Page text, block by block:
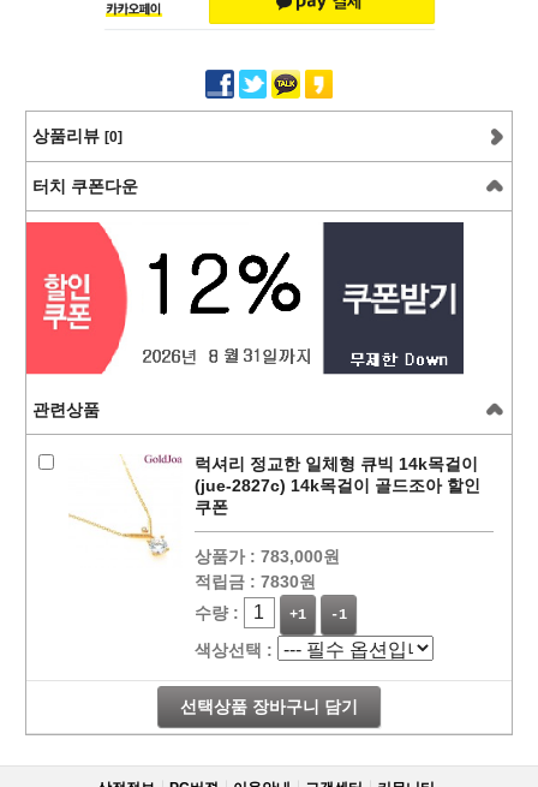
상품리뷰 [0]
터치 쿠폰다운
관련상품
럭셔리 정교한 일체형 큐빅 14k목걸이
(jue-2827c) 14k목걸이 골드조아 할인
쿠폰
상품가 : 783,000원
적립금 : 7830원
수량 :
+1 -1
색상선택 :
선택상품 장바구니 담기